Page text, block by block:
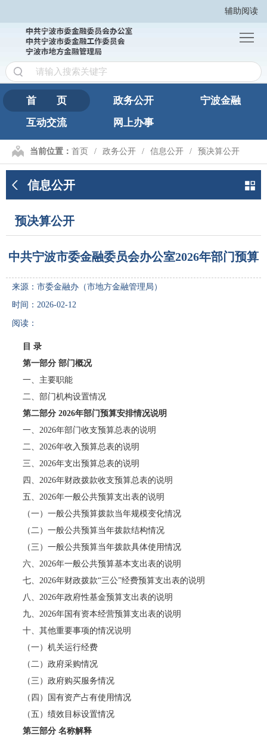
辅助阅读
务
公
宁
波
互 首 页 政务公开
宁波金融
互动交流
网上办事
当前位置： 首页 政务公开 信息公开 预决算公开
信息公开
预决算公开
中共宁波市委金融委员会办公室2026年部门预算
来源：市委金融办（市地方金融管理局）
时间：2026-02-12
阅读：
目 录
第一部分 部门概况
一、主要职能
二、部门机构设置情况
第二部分 2026年部门预算安排情况说明
一、2026年部门收支预算总表的说明
二、2026年收入预算总表的说明
三、2026年支出预算总表的说明
四、2026年财政拨款收支预算总表的说明
五、2026年一般公共预算支出表的说明
（一）一般公共预算拨款当年规模变化情况
（二）一般公共预算当年拨款结构情况
（三）一般公共预算当年拨款具体使用情况
六、2026年一般公共预算基本支出表的说明
七、2026年财政拨款“三公”经费预算支出表的说明
八、2026年政府性基金预算支出表的说明
九、2026年国有资本经营预算支出表的说明
十、其他重要事项的情况说明
（一）机关运行经费
（二）政府采购情况
（三）政府购买服务情况
（四）国有资产占有使用情况
（五）绩效目标设置情况
第三部分 名称解释